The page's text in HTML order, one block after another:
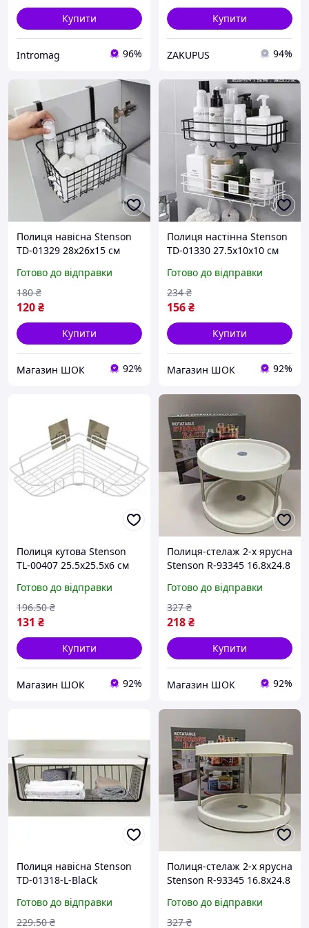
Купити
Intromag 96%
Купити
ZAKUPUS 94%
Полиця навісна Stenson
TD-01329 28х26х15 см
Готово до відправки
120₴
180 ₴
Купити
Магазин ШОК 92%
Полиця настінна Stenson
TD-01330 27.5х10х10 см
Готово до відправки
156₴
234 ₴
Купити
Магазин ШОК 92%
Полиця кутова Stenson
TL-00407 25.5х25.5х6 см
Готово до відправки
131 ₴
196.50 ₴
Купити
Магазин ШОК 92%
Полиця-стелаж 2-х ярусна
Stenson R-93345 16.8х24.8
Готово до відправки
218₴
327 ₴
Купити
Магазин ШОК 92%
Полиця навісна Stenson
TD-01318-L-BlaСk
висока якість
Готово до відправки
229.50 ₴
Полиця-стелаж 2-х ярусна
Stenson R-93345 16.8х24.8
Готово до відправки
327 ₴